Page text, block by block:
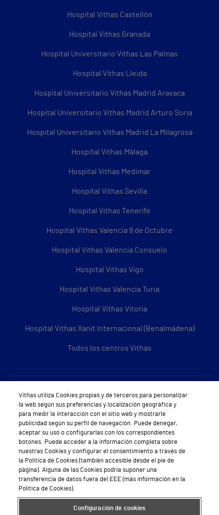
Hospital Vithas Castellón
Hospital Vithas Granada
Hospital Universitario Vithas Las Palmas
Hospital Vithas Lleida
Hospital Universitario Vithas Madrid Aravaca
Hospital Universitario Vithas Madrid Arturo Soria
Hospital Universitario Vithas Madrid La Milagrosa
Hospital Vithas Málaga
Hospital Vithas Medimar
Hospital Vithas Sevilla
Hospital Vithas Tenerife
Hospital Vithas Valencia 9 de Octubre
Hospital Vithas Valencia Consuelo
Hospital Vithas Vigo
Hospital Vithas Valencia Turia
Hospital Vithas Vitoria
Hospital Vithas Xanit Internacional (Benalmádena)
Todos los centros Vithas
Sobre Vithas
Quiénes somos
Trabajar en Vithas
Teléfono Cita Médica
Teléfono Atención al Cliente
Política de seguridad y salud en el trabajo
Conoce a Supervita
Vithas utiliza Cookies propias y de terceros para personalizar
la web según sus preferencias y localización geográfica y
para medir la interacción con el sitio web y mostrarle
publicidad según su perfil de navegación. Puede denegar,
aceptar su uso o configurarlas con los correspondientes
botones. Puede acceder a la información completa sobre
nuestras Cookies y configurar el consentimiento a través de
la Política de Cookies (también accesible desde el pie de
página). Alguna de las Cookies podría suponer una
transferencia de datos fuera del EEE (más información en la
Política de Cookies).
Configuración de cookies